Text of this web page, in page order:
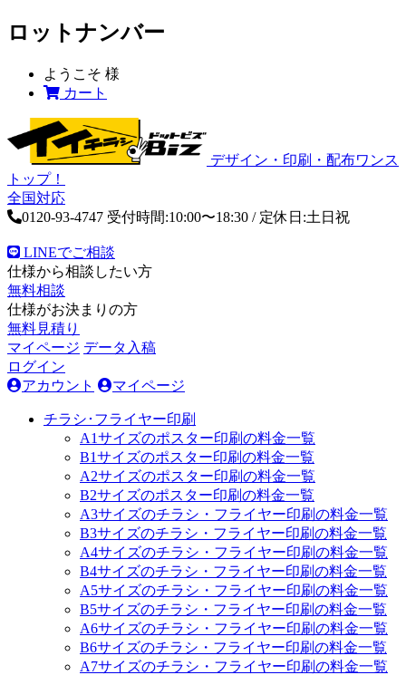
ロットナンバー
ようこそ 様
カート
デザイン・印刷・配布ワンス
トップ！
全国対応
0120-93-4747 受付時間:10:00〜18:30 / 定休日:土日祝
LINEでご相談
仕様から相談したい方
無料相談
仕様がお決まりの方
無料見積り
マイページ データ入稿
ログイン
アカウント
マイページ
チラシ･フライヤー印刷
A1サイズのポスター印刷の料金一覧
B1サイズのポスター印刷の料金一覧
A2サイズのポスター印刷の料金一覧
B2サイズのポスター印刷の料金一覧
A3サイズのチラシ・フライヤー印刷の料金一覧
B3サイズのチラシ・フライヤー印刷の料金一覧
A4サイズのチラシ・フライヤー印刷の料金一覧
B4サイズのチラシ・フライヤー印刷の料金一覧
A5サイズのチラシ・フライヤー印刷の料金一覧
B5サイズのチラシ・フライヤー印刷の料金一覧
A6サイズのチラシ・フライヤー印刷の料金一覧
B6サイズのチラシ・フライヤー印刷の料金一覧
A7サイズのチラシ・フライヤー印刷の料金一覧